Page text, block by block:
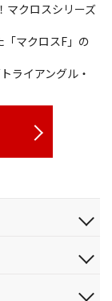
マクロスシリーズ
マクロスF」の
ライアングル・